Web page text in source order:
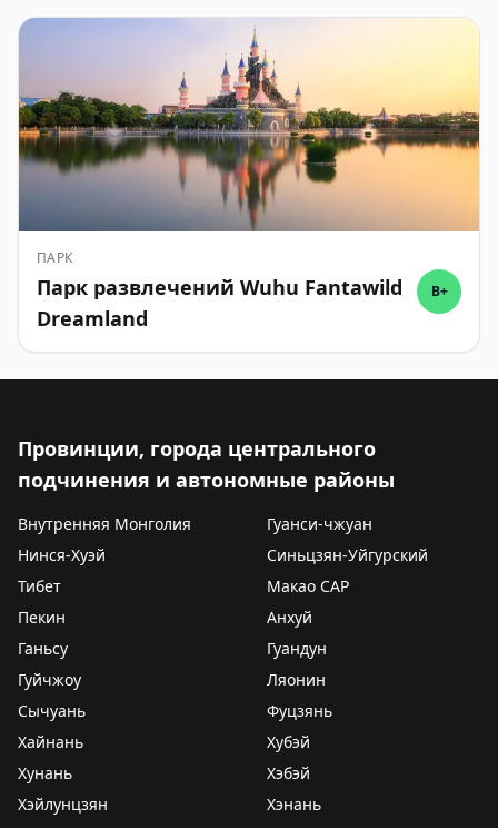
ПАРК
Парк развлечений Wuhu Fantawild
Dreamland
B+
Провинции, города центрального
подчинения и автономные районы
Внутренняя Монголия
Гуанси-чжуан
Нинся-Хуэй
Синьцзян-Уйгурский
Тибет
Макао САР
Пекин
Анхуй
Ганьсу
Гуандун
Гуйчжоу
Ляонин
Сычуань
Фуцзянь
Хайнань
Хубэй
Хунань
Хэбэй
Хэйлунцзян
Хэнань